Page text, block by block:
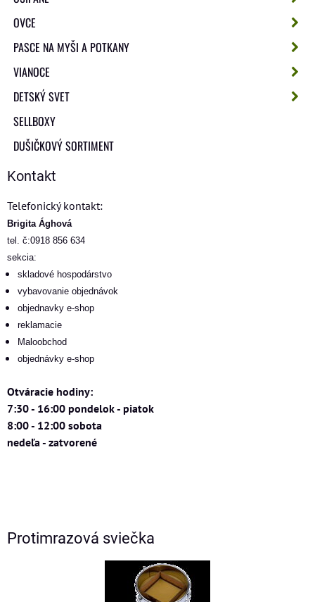
OVCE
PASCE NA MYŠI A POTKANY
VIANOCE
DETSKÝ SVET
SELLBOXY
DUŠIČKOVÝ SORTIMENT
Kontakt
Telefonický kontakt:
Brigita Ághová
tel. č:0918 856 634
sekcia:
skladové hospodárstvo
vybavovanie objednávok
objednavky e-shop
reklamacie
Maloobchod
objednávky e-shop
Otváracie hodiny:
7:30 - 16:00 pondelok - piatok
8:00 - 12:00 sobota
nedeľa - zatvorené
Protimrazová sviečka